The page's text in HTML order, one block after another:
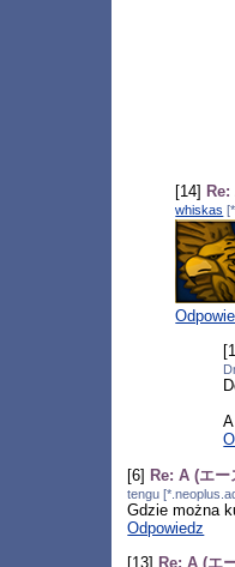
[14]
whiskas
[6] Re: A (エ
tengu
Gdzie można
Odpowiedz
[13] Re: A (エ